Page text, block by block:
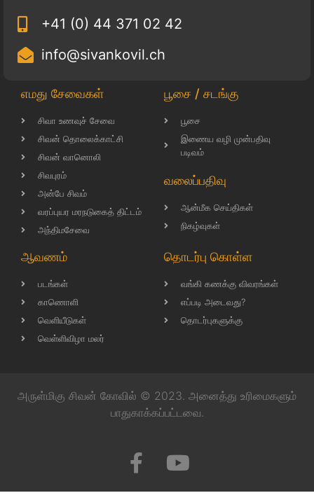
+41 (0) 44 371 02 42
info@sivankovil.ch
எமது சேவைகள்
சிவா உணவுச் சேவை
சிவன் தொலைக்காட்சி
சிவன் வானொலி
சிவபுரம்
அன்பே சிவம்
வரப்புயர மரநடுகைத் திட்டம்
அந்திமசேவை
பூசை / சடங்கு
பூசை
இணைய வழி முன்பதிவு
படிவம்
வலைப்பதிவு
ஆன்மீக செய்திகள்
நிகழ்வுகள்
ஆவணம்
படங்கள்
காணொளி
வெளியீடுகள்
வெள்ளிவிழா மலர்
தொடர்பு கொள்ள
வங்கி கணக்கு விவரங்கள்
எப்படி அடைவது?
தொடர்புகளுக்கு
அருள்மிகு சிவன் கோவில் © 2023. அனைத்து உரிமைகளும்
பாதுகாக்கப்பட்டவை.